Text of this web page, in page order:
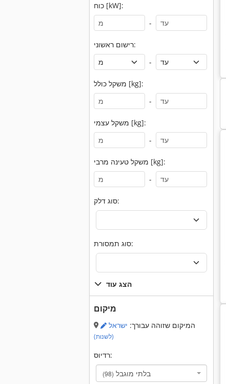
כוח [kW]:
-
רישום ראשוני:
-
משקל כולל [kg]:
-
משקל עצמי [kg]:
-
משקל טעינה מרבי [kg]:
-
סוג דלק:
סוג תמסורת:
הצג עוד
מיקום
המיקום שזוהה עבורך: ישראל
(לשנות)
רדיוס:
בלתי מוגבל (98)
גנרטורים דיזל דיזל צבירה